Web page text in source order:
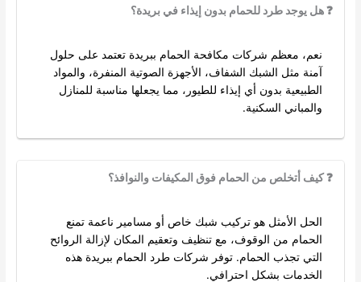
❓ هل يوجد طرد للحمام بدون إيذاء في بريدة؟
نعم، معظم شركات مكافحة الحمام ببريدة تعتمد على حلول
آمنة مثل الشبك الشفاف، الأجهزة الصوتية المنفرة، والمواد
الطبيعية بدون أي إيذاء للطيور، مما يجعلها مناسبة للمنازل
والمباني السكنية.
❓ كيف أتخلص من الحمام فوق المكيفات والنوافذ؟
الحل الأمثل هو تركيب شبك خاص أو مسامير ناعمة تمنع
الحمام من الوقوف، مع تنظيف وتعقيم المكان لإزالة الروائح
التي تجذب الحمام. توفر شركات طرد الحمام ببريدة هذه
الخدمات بشكل احترافي.